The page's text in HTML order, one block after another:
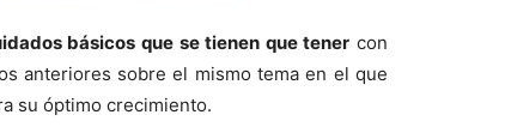
básicos que se tienen que tener con
anteriores sobre el mismo tema en el que
su óptimo crecimiento.